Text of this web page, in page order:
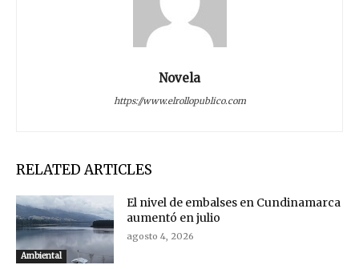
Novela
https://www.elrollopublico.com
RELATED ARTICLES
Ambiental
El nivel de embalses en Cundinamarca
aumentó en julio
agosto 4, 2026